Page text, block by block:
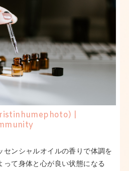
|
センシャルオイルの香りで体調を
て身体と心が良い状態になる